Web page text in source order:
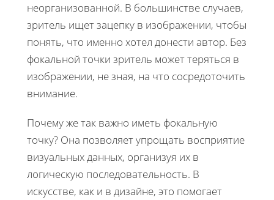
неорганизованной. В большинстве случаев,
зритель ищет зацепку в изображении, чтобы
понять, что именно хотел донести автор. Без
фокальной точки зритель может теряться в
изображении, не зная, на что сосредоточить
внимание.
Почему же так важно иметь фокальную
точку? Она позволяет упрощать восприятие
визуальных данных, организуя их в
логическую последовательность. В
искусстве, как и в дизайне, это помогает